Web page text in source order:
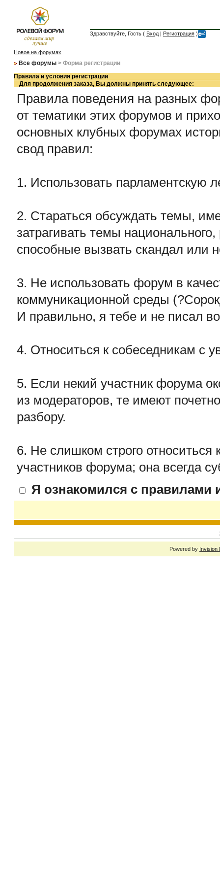
Здравствуйте, Гость ( Вход | Регистрация )
Новое на форумах
Все форумы > Форма регистрации
Правила и условия регистрации
Для продолжения заказа, Вы должны принять следующее:
Правила поведения на разных
от тематики этих форумов и
основных клубных форумах
свод правил:
1. Использовать парламентскую
2. Стараться обсуждать темы,
затрагивать темы
способные вызвать скандал или
3. Не использовать форум в
коммуникационной среды
И правильно, я тебе и не писал
4. Относиться к собеседникам с
5. Если некий участник форума
из модераторов, те имеют
разбору.
6. Не слишком строго относиться
участников форума; она всегда
Я ознакомился с правилами
Powered by Invision